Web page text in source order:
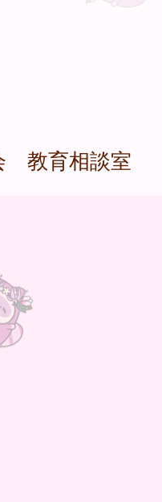
教育相談室